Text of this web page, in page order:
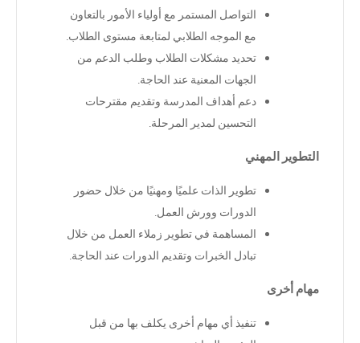
التواصل المستمر مع أولياء الأمور بالتعاون
مع الموجه الطلابي لمتابعة مستوى الطلاب
تحديد مشكلات الطلاب وطلب الدعم من
الجهات المعنية عند الحاجة
دعم أهداف المدرسة وتقديم مقترحات
التحسين لمدير المرحلة
التطوير المهني
تطوير الذات علميًا ومهنيًا من خلال حضور
الدورات وورش العمل
المساهمة في تطوير زملاء العمل من خلال
تبادل الخبرات وتقديم الدورات عند الحاجة
مهام أخرى
تنفيذ أي مهام أخرى يكلف بها من قبل